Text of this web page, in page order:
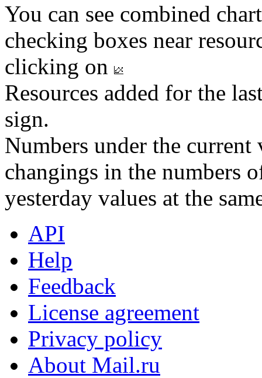
You can see combined
checking boxes near
clicking on
Resources added for the
sign.
Numbers under the
changings in the numbers
yesterday values at the
API
Help
Feedback
License agreement
Privacy policy
About Mail.ru